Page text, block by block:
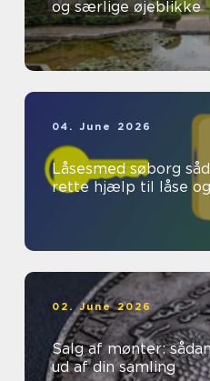
og særlige øjeblikke
04. June 2026
Låsesmed søborg sådan vælger du den
rette hjælp til låse
02. June 2026
Salg af mønter:
ud af din samling